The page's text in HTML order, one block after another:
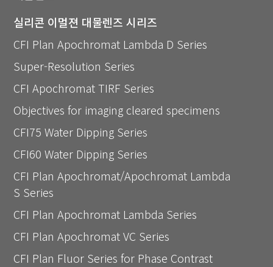
실리콘 이멀젼 대물렌즈 시리즈
CFI Plan Apochromat Lambda D Series
Super-Resolution Series
CFI Apochromat TIRF Series
Objectives for imaging cleared specimens
CFI75 Water Dipping Series
CFI60 Water Dipping Series
CFI Plan Apochromat/Apochromat Lambda
S Series
CFI Plan Apochromat Lambda Series
CFI Plan Apochromat VC Series
CFI Plan Fluor Series for Phase Contrast